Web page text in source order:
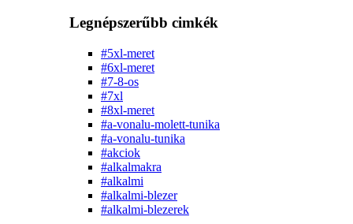
Legnépszerűbb cimkék
#5xl-meret
#6xl-meret
#7-8-os
#7xl
#8xl-meret
#a-vonalu-molett-tunika
#a-vonalu-tunika
#akciok
#alkalmakra
#alkalmi
#alkalmi-blezer
#alkalmi-blezerek